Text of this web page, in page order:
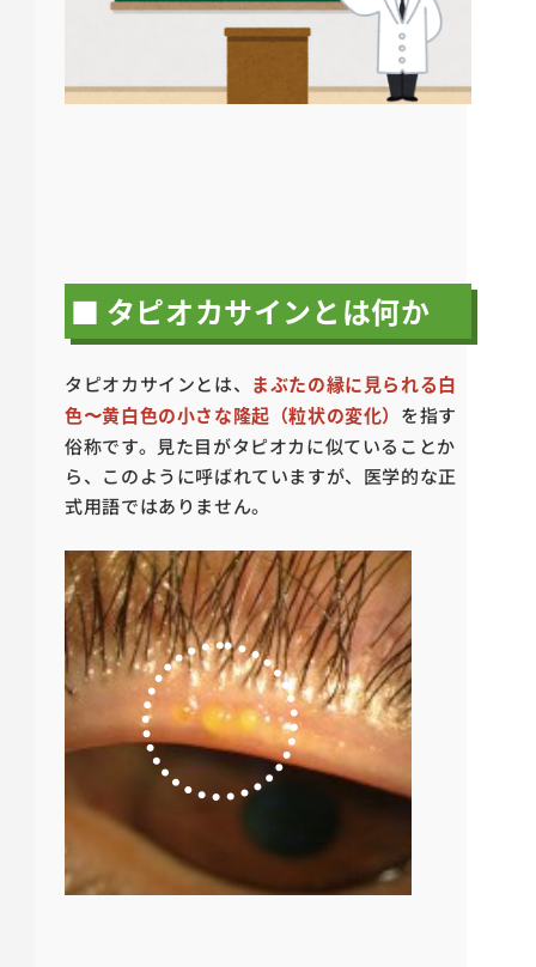
■ タピオカサインとは何か
タピオカサインとは、 まぶたの縁に見られる白
色〜黄白色の小さな隆起（粒状の変化） を指す
俗称です。見た目がタピオカに似ていることか
ら、このように呼ばれていますが、医学的な正
式用語ではありません。